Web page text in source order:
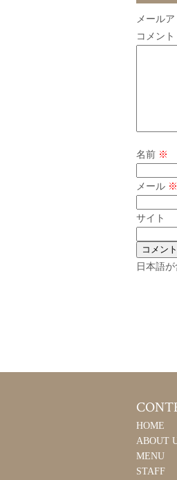
メール
コメント
名前 ※
メール ※
サイト
日本語
HOME
ABOUT
MENU
STAFF